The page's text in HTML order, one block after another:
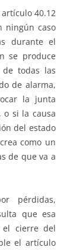
40.12
ningún caso
durante el
se produce
todas las
de alarma,
la junta
o si la causa
del estado
como un
de que va a
pérdidas,
que esa
el cierre del
el artículo